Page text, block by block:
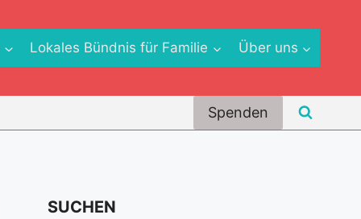
Lokales Bündnis für Familie Über uns
Spenden
SUCHEN